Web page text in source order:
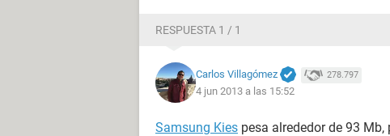
RESPUESTA 1 / 1
Carlos Villagómez 278.797
4 jun 2013 a las 15:52
Samsung Kies pesa alrededor de 93